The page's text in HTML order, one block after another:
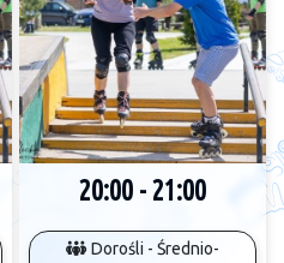
20:00 - 21:00
Dorośli - Średnio-